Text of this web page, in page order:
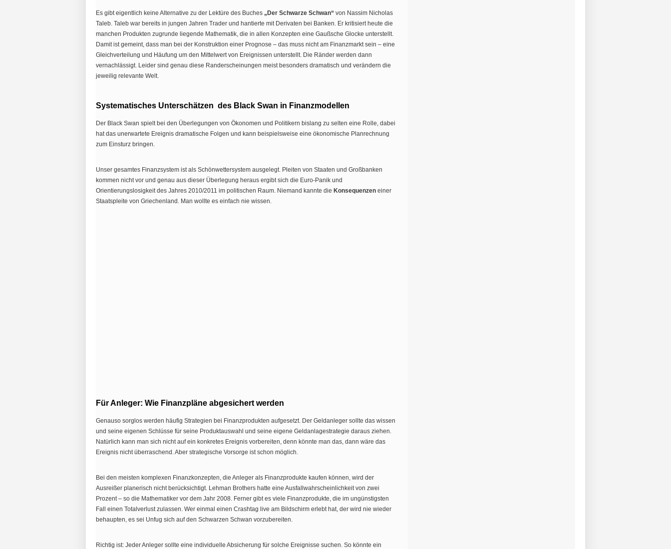
Es gibt eigentlich keine Alternative zu der Lektüre des Buches „Der Schwarze Schwan“ von Nassim Nicholas
Taleb. Taleb war bereits in jungen Jahren Trader und hantierte mit Derivaten bei Banken. Er kritisiert heute die
manchen Produkten zugrunde liegende Mathematik, die in allen Konzepten eine Gaußsche Glocke unterstellt.
Damit ist gemeint, dass man bei der Konstruktion einer Prognose – das muss nicht am Finanzmarkt sein – eine
Gleichverteilung und Häufung um den Mittelwert von Ereignissen unterstellt. Die Ränder werden dann
vernachlässigt. Leider sind genau diese Randerscheinungen meist besonders dramatisch und verändern die
jeweilig relevante Welt.
Systematisches Unterschätzen des Black Swan in Finanzmodellen
Der Black Swan spielt bei den Überlegungen von Ökonomen und Politikern bislang zu selten eine Rolle, dabei
hat das unerwartete Ereignis dramatische Folgen und kann beispielsweise eine ökonomische Planrechnung
zum Einsturz bringen.
Unser gesamtes Finanzsystem ist als Schönwettersystem ausgelegt. Pleiten von Staaten und Großbanken
kommen nicht vor und genau aus dieser Überlegung heraus ergibt sich die Euro-Panik und
Orientierungslosigkeit des Jahres 2010/2011 im politischen Raum. Niemand kannte die Konsequenzen einer
Staatspleite von Griechenland. Man wollte es einfach nie wissen.
Für Anleger: Wie Finanzpläne abgesichert werden
Genauso sorglos werden häufig Strategien bei Finanzprodukten aufgesetzt. Der Geldanleger sollte das wissen
und seine eigenen Schlüsse für seine Produktauswahl und seine eigene Geldanlagestrategie daraus ziehen.
Natürlich kann man sich nicht auf ein konkretes Ereignis vorbereiten, denn könnte man das, dann wäre das
Ereignis nicht überraschend. Aber strategische Vorsorge ist schon möglich.
Bei den meisten komplexen Finanzkonzepten, die Anleger als Finanzprodukte kaufen können, wird der
Ausreißer planerisch nicht berücksichtigt. Lehman Brothers hatte eine Ausfallwahrscheinlichkeit von zwei
Prozent – so die Mathematiker vor dem Jahr 2008. Ferner gibt es viele Finanzprodukte, die im ungünstigsten
Fall einen Totalverlust zulassen. Wer einmal einen Crashtag live am Bildschirm erlebt hat, der wird nie wieder
behaupten, es sei Unfug sich auf den Schwarzen Schwan vorzubereiten.
Richtig ist: Jeder Anleger sollte eine individuelle Absicherung für solche Ereignisse suchen. So könnte ein